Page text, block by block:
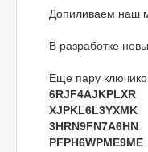
Допиливаем наш
В разработке
Еще пару
6RJF4AJKPLXR
XJPKL6L3YXMK
3HRN9FN7A6HN
PFPH6WPME9ME